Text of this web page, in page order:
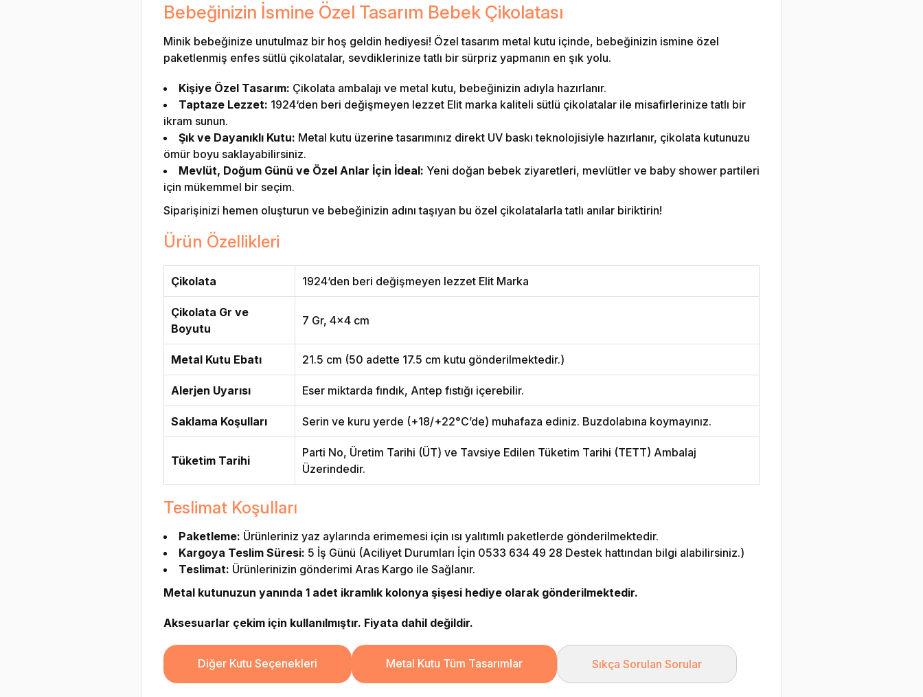
Bebeğinizin İsmine Özel Tasarım Bebek Çikolatası
Minik bebeğinize unutulmaz bir hoş geldin hediyesi! Özel tasarım metal kutu içinde, bebeğinizin ismine özel
paketlenmiş enfes sütlü çikolatalar, sevdiklerinize tatlı bir sürpriz yapmanın en şık yolu.
Kişiye Özel Tasarım: Çikolata ambalajı ve metal kutu, bebeğinizin adıyla hazırlanır.
Taptaze Lezzet: 1924‘den beri değişmeyen lezzet Elit marka kaliteli sütlü çikolatalar ile misafirlerinize tatlı bir
ikram sunun.
Şık ve Dayanıklı Kutu: Metal kutu üzerine tasarımınız direkt UV baskı teknolojisiyle hazırlanır, çikolata kutunuzu
ömür boyu saklayabilirsiniz.
Mevlüt, Doğum Günü ve Özel Anlar İçin İdeal: Yeni doğan bebek ziyaretleri, mevlütler ve baby shower partileri
için mükemmel bir seçim.
Siparişinizi hemen oluşturun ve bebeğinizin adını taşıyan bu özel çikolatalarla tatlı anılar biriktirin!
Ürün Özellikleri
Çikolata 1924‘den beri değişmeyen lezzet Elit Marka
Çikolata Gr ve
Boyutu
7 Gr, 4x4 cm
Metal Kutu Ebatı 21.5 cm (50 adette 17.5 cm kutu gönderilmektedir.)
Alerjen Uyarısı Eser miktarda fındık, Antep fıstığı içerebilir.
Saklama Koşulları Serin ve kuru yerde (+18/+22°C’de) muhafaza ediniz. Buzdolabına koymayınız.
Tüketim Tarihi
Parti No, Üretim Tarihi (ÜT) ve Tavsiye Edilen Tüketim Tarihi (TETT) Ambalaj
Üzerindedir.
Teslimat Koşulları
Paketleme: Ürünleriniz yaz aylarında erimemesi için ısı yalıtımlı paketlerde gönderilmektedir.
Kargoya Teslim Süresi: 5 İş Günü (Aciliyet Durumları İçin 0533 634 49 28 Destek hattından bilgi alabilirsiniz.)
Teslimat: Ürünlerinizin gönderimi Aras Kargo ile Sağlanır.
Metal kutunuzun yanında 1 adet ikramlık kolonya şişesi hediye olarak gönderilmektedir.
Aksesuarlar çekim için kullanılmıştır. Fiyata dahil değildir.
Diğer Kutu Seçenekleri Metal Kutu Tüm Tasarımlar Sıkça Sorulan Sorular